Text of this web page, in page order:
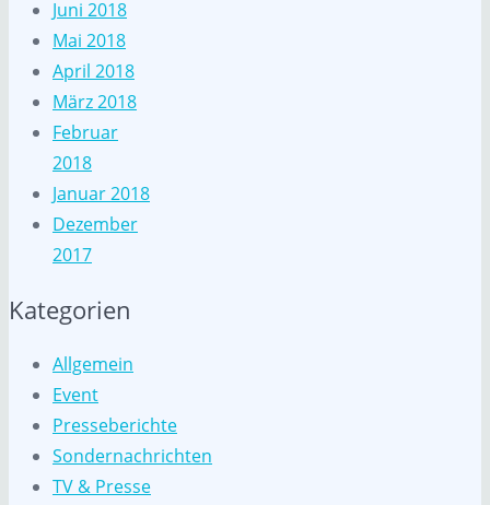
Juni 2018
Mai 2018
April 2018
März 2018
Februar
2018
Januar 2018
Dezember
2017
Kategorien
Allgemein
Event
Presseberichte
Sondernachrichten
TV & Presse